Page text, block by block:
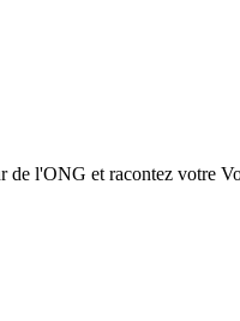
de l'ONG et racontez votre